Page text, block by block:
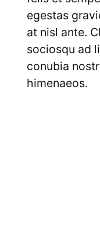
egestas
at nisl ante.
sociosqu ad
conubia
himenaeos.